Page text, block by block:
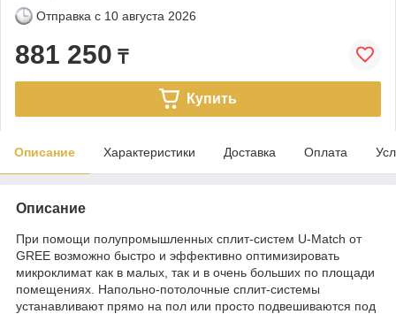
Отправка с 10 августа 2026
881 250 ₸
Купить
Описание Характеристики Доставка Оплата
Описание
При помощи полупромышленных сплит-систем U-Match от
GREE возможно быстро и эффективно оптимизировать
микроклимат как в малых, так и в очень больших по площади
помещениях. Напольно-потолочные сплит-системы
устанавливают прямо на пол или просто подвешиваются под